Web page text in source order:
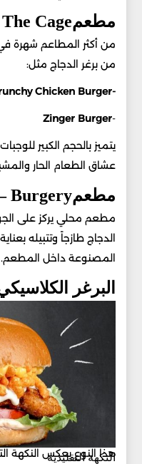
مطعمThe Cage – شارع عشير الداية
من أكثر المطاعم شهرة
من برغر الدجاج مثل:
-Crunchy Chicken Burger
-
Zinger Burger
يتميز بالحجم الكبير
عشاق الطعام الحار
مطعمBurgery – الميناء
مطعم محلي يركز على
الدجاج طازجاً وتتبيله
المصنوعة داخل المطعم.
البرغر
النكهة التقليدية
هذا النوع يعكس النكهة